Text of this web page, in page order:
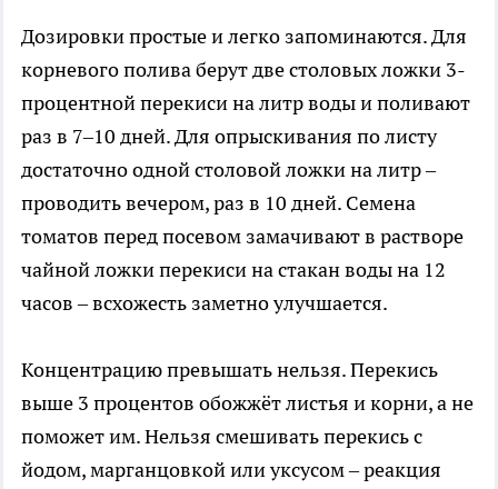
Дозировки простые и легко запоминаются. Для
корневого полива берут две столовых ложки 3-
процентной перекиси на литр воды и поливают
раз в 7–10 дней. Для опрыскивания по листу
достаточно одной столовой ложки на литр –
проводить вечером, раз в 10 дней. Семена
томатов перед посевом замачивают в растворе
чайной ложки перекиси на стакан воды на 12
часов – всхожесть заметно улучшается.
Концентрацию превышать нельзя. Перекись
выше 3 процентов обожжёт листья и корни, а не
поможет им. Нельзя смешивать перекись с
йодом, марганцовкой или уксусом – реакция